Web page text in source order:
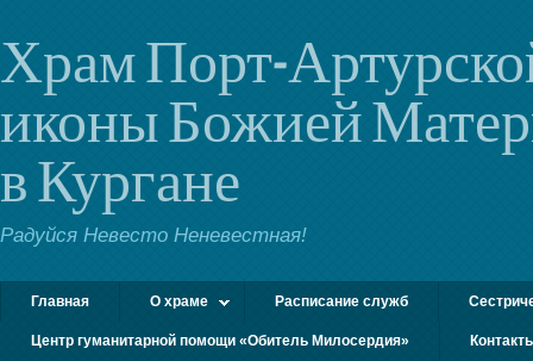
Храм Порт-
иконы Божией
в Кургане
Радуйся Невесто Неневестная!
Главная О храме Расписание служб
Центр гуманитарной помощи «Обитель Милосердия»